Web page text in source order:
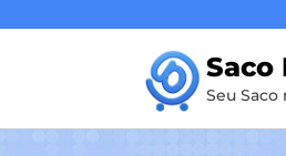
Conteúdo
Saco
Seu Saco